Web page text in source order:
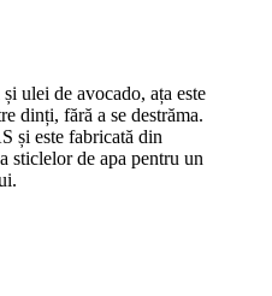
ulei de avocado, ața este
dinți, fără a se destrăma.
și este fabricată din
sticlelor de apa pentru un